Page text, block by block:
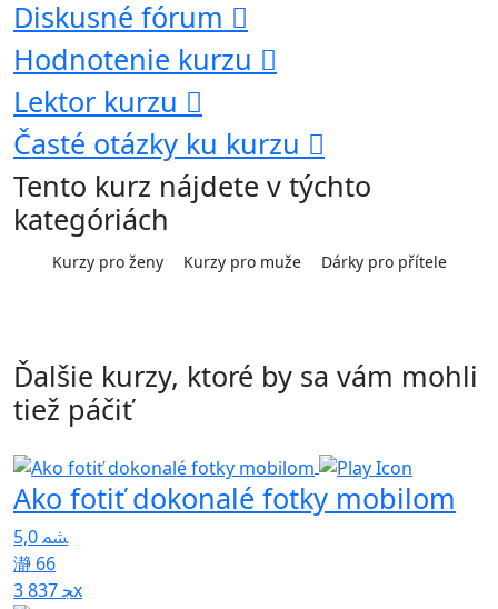
Diskusné fórum
Hodnotenie kurzu
Lektor kurzu
Časté otázky ku kurzu
Tento kurz nájdete v týchto
kategóriách
Kurzy pro ženy Kurzy pro muže Dárky pro přítele
Ďalšie kurzy, ktoré by sa vám mohli
tiež páčiť
Ako fotiť dokonalé fotky mobilom
5,0
66
3 837x